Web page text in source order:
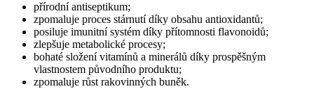
přírodní antiseptikum;
zpomaluje proces stárnutí díky obsahu antioxidantů;
posiluje imunitní systém díky přítomnosti flavonoidů;
zlepšuje metabolické procesy;
bohaté složení vitamínů a minerálů díky prospěšným
vlastnostem původního produktu;
zpomaluje růst rakovinných buněk.